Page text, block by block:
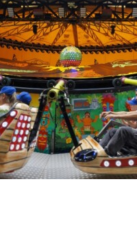
"Foire du Midi: les
“From Ivo to
sur Ivo
du